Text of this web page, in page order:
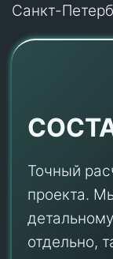
Санкт-
Точный
проекта.
отдельно,